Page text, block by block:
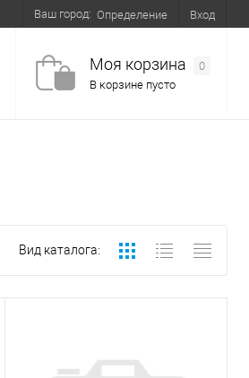
Ваш город: Определение Вход
Моя корзина
0
В корзине пусто
Вид каталога: